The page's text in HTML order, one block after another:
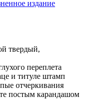
издание
твердый,
переплета
и титуле штамп
отчеркивания
постым карандашом